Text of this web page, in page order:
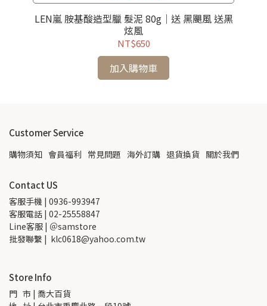
LEN嵐 胺基酸造型臘 髮泥 80g｜送 黑颶風 送黑
炫風
NT$650
加入購物車
Customer Service
購物須知 會員福利 常見問題 海外訂購 退貨換貨 關於我們
Contact US
客服手機 | 0936-993947
客服電話 | 02-25558847
Line客服 | ＠samstore
批發聯繫 |  klc0618@yahoo.com.tw
Store Info
門   市 | 喬大百貨